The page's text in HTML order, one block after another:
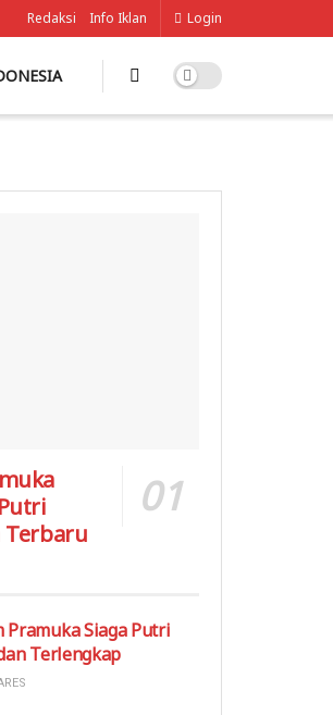
Redaksi Info Iklan Login
Terbaru
Pramuka Siaga Putri
Terlengkap